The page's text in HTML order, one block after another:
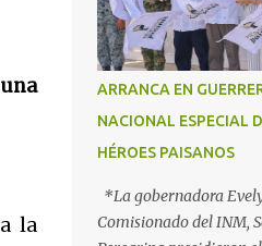
la
ARRANCA EN
NACIONAL ESPECIAL
HÉROES PAISANOS
*La gobernadora
Comisionado del INM,